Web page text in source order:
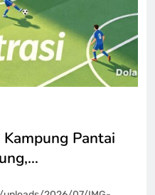
Pantai